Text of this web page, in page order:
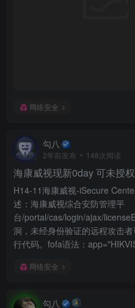
网络安全
勾八
2年前发布 148次阅读
海康威视现新0day 可未授
H14-11海康威视-iSecure
述：海康威视综合安防管理平
台/portal/cas/login/ajax/
洞，未经身份验证的远程攻击
行代码。fofa语法：
网络安全
勾八